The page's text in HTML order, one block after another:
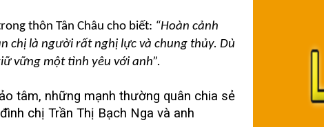
thôn Tân Châu cho biết: “Hoàn cảnh
chị là người rất nghị lực và chung thủy. Dù
vững một tình yêu với anh”.
tâm, những mạnh thường quân chia sẻ
chị Trần Thị Bạch Nga và anh